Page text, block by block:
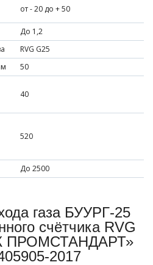
от - 20 до + 50
До 1,2
RVG G25
50
40
520
До 2500
газа БУУРГ-25
счётчика RVG
ПРОМСТАНДАРТ»
2017